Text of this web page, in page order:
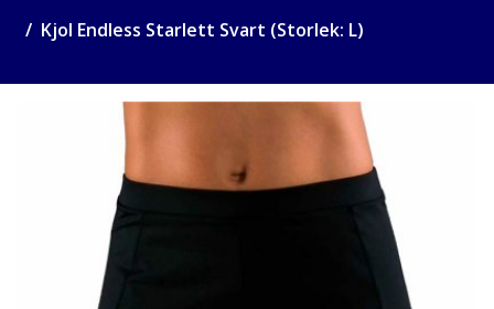
Kjol Endless Starlett Svart (Storlek: L)